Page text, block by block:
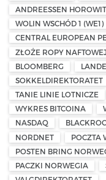
ANDREESSEN
WOLIN WSCHÓD 1 (WE1)
CENTRAL EUROPEAN
ZŁOŻE ROPY NAFTOWEJ
BLOOMBERG
SOKKELDIREKTORATET
TANIE LINIE LOTNICZE
WYKRES BITCOINA
NASDAQ
NORDNET
POCZTA
POSTEN BRING
PACZKI NORWEGIA